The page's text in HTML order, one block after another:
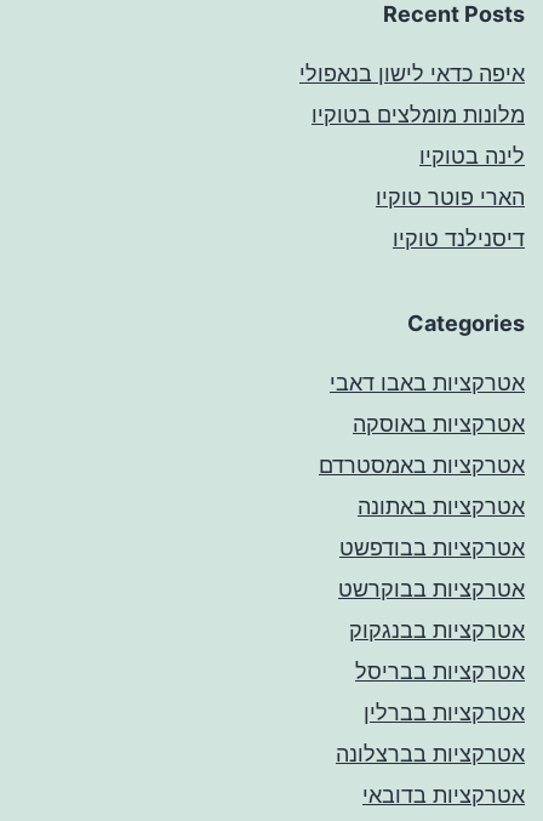
Recent Posts
איפה כדאי לישון בנאפולי
מלונות מומלצים בטוקיו
לינה בטוקיו
הארי פוטר טוקיו
דיסנילנד טוקיו
Categories
אטרקציות באבו דאבי
אטרקציות באוסקה
אטרקציות באמסטרדם
אטרקציות באתונה
אטרקציות בבודפשט
אטרקציות בבוקרשט
אטרקציות בבנגקוק
אטרקציות בבריסל
אטרקציות בברלין
אטרקציות בברצלונה
אטרקציות בדובאי